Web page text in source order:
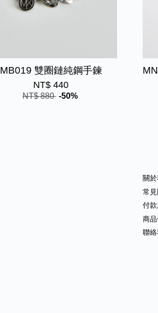
MB019 雙圈鏈純鋼手鍊
NT$ 440
NT$ 880 -50%
關
常見
付
商
聯絡